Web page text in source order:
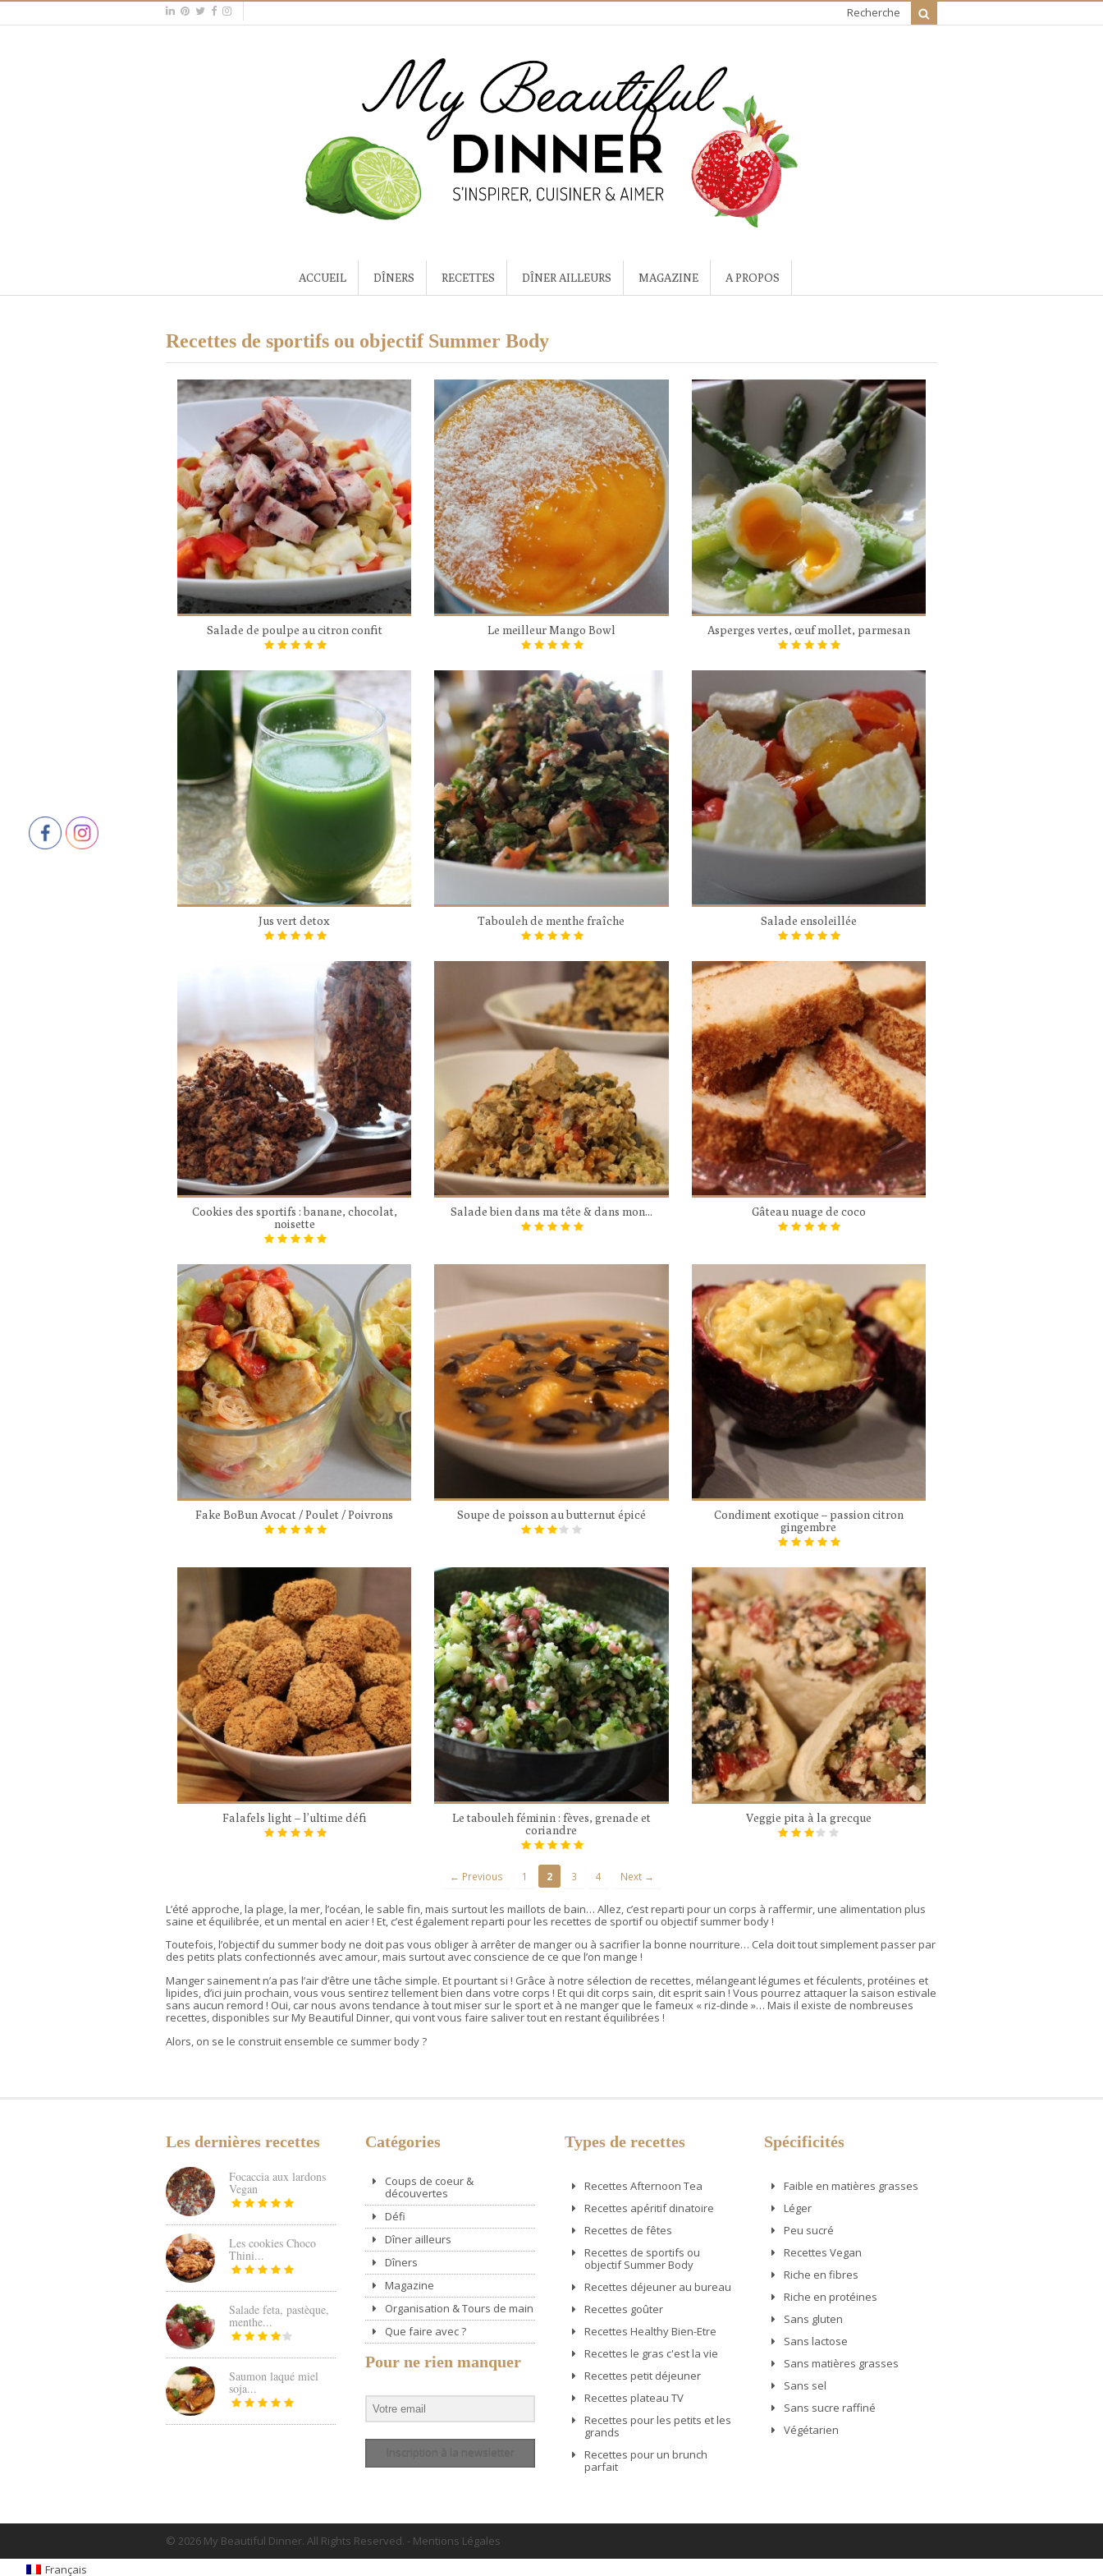
Recherche
ACCUEIL DÎNERS RECETTES DÎNER AILLEURS MAGAZINE A PROPOS
Recettes de sportifs ou objectif Summer Body
Salade de poulpe au citron confit Le meilleur Mango Bowl Asperges vertes, œuf mollet, parmesan
Jus vert detox Tabouleh de menthe fraîche Salade ensoleillée
Cookies des sportifs : banane, chocolat,
noisette
Salade bien dans ma tête & dans mon... Gâteau nuage de coco
Fake BoBun Avocat / Poulet / Poivrons Soupe de poisson au butternut épicé
Condiment exotique – passion citron
gingembre
Falafels light – l’ultime défi
Le tabouleh féminin : fèves, grenade et
coriandre
Veggie pita à la grecque
← Previous 1 2 3 4 Next →
L’été approche, la plage, la mer, l’océan, le sable fin, mais surtout les maillots de bain… Allez, c’est reparti pour un corps à raffermir, une alimentation plus
saine et équilibrée, et un mental en acier ! Et, c’est également reparti pour les recettes de sportif ou objectif summer body !
Toutefois, l’objectif du summer body ne doit pas vous obliger à arrêter de manger ou à sacrifier la bonne nourriture… Cela doit tout simplement passer par
des petits plats confectionnés avec amour, mais surtout avec conscience de ce que l’on mange !
Manger sainement n’a pas l’air d’être une tâche simple. Et pourtant si ! Grâce à notre sélection de recettes, mélangeant légumes et féculents, protéines et
lipides, d’ici juin prochain, vous vous sentirez tellement bien dans votre corps ! Et qui dit corps sain, dit esprit sain ! Vous pourrez attaquer la saison estivale
sans aucun remord ! Oui, car nous avons tendance à tout miser sur le sport et à ne manger que le fameux « riz-dinde »… Mais il existe de nombreuses
recettes, disponibles sur My Beautiful Dinner, qui vont vous faire saliver tout en restant équilibrées !
Alors, on se le construit ensemble ce summer body ?
Les dernières recettes
Focaccia aux lardons
Vegan
Les cookies Choco
Thini...
Salade feta, pastèque,
menthe...
Saumon laqué miel
soja...
Catégories
Coups de coeur &
découvertes
Défi
Dîner ailleurs
Dîners
Magazine
Organisation & Tours de main
Que faire avec ?
Pour ne rien manquer
Types de recettes
Recettes Afternoon Tea
Recettes apéritif dinatoire
Recettes de fêtes
Recettes de sportifs ou
objectif Summer Body
Recettes déjeuner au bureau
Recettes goûter
Recettes Healthy Bien-Etre
Recettes le gras c'est la vie
Recettes petit déjeuner
Recettes plateau TV
Recettes pour les petits et les
grands
Recettes pour un brunch
parfait
Spécificités
Faible en matières grasses
Léger
Peu sucré
Recettes Vegan
Riche en fibres
Riche en protéines
Sans gluten
Sans lactose
Sans matières grasses
Sans sel
Sans sucre raffiné
Végétarien
© 2026 My Beautiful Dinner. All Rights Reserved. - Mentions Légales
Français